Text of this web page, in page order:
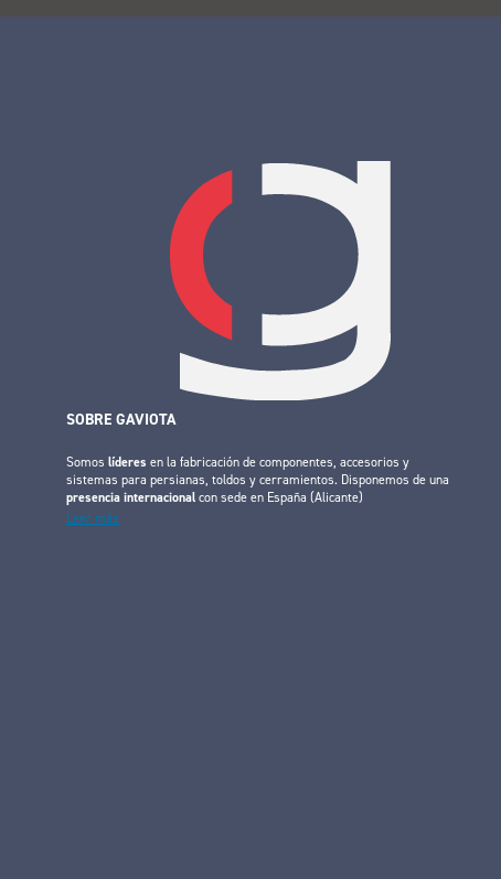
SOBRE GAVIOTA
Somos líderes en la fabricación de componentes, accesorios y
sistemas para persianas, toldos y cerramientos. Disponemos de una
presencia internacionalcon sede en España (Alicante)
Leer más